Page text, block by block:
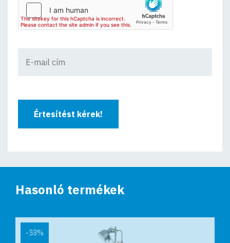
Értesítést kérek!
Hasonló termékek
-38%
-53%